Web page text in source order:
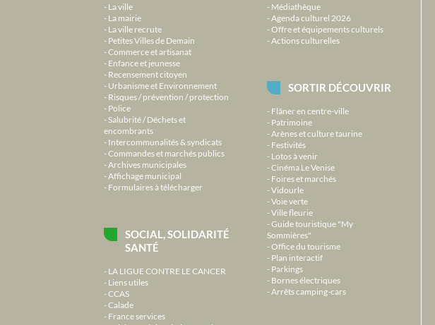
La ville
La mairie
La ville recrute
Petites Villes de Demain
Commerce et artisanat
Enfance et jeunesse
Recensement citoyen
Urbanisme et Environnement
Risques / prévention / protection
Police
Salubrité / Déchets et
encombrants
Intercommunalités & syndicats
Commandes et marchés publics
Archives municipales
Affichage municipal
Formulaires à télécharger
SOCIAL, SOLIDARITÉ
SANTÉ
LA LIGUE CONTRE LE CANCER
Liens utiles
CCAS
Calade
France services
Médiathèque
Agenda culturel 2026
Offre et équipements culturels
Actions culturelles
SORTIR DÉCOUVRIR
Flâner en centre-ville
Patrimoine
Arènes et culture taurine
Festivités
Lotos à venir
Cinéma Le Venise
Foires et marchés
Vidourle
Voie verte
Ville fleurie
Guide touristique "My
Sommières"
Office du tourisme
Plan interactif
Parkings
Bornes électriques
Arrêts camping-cars